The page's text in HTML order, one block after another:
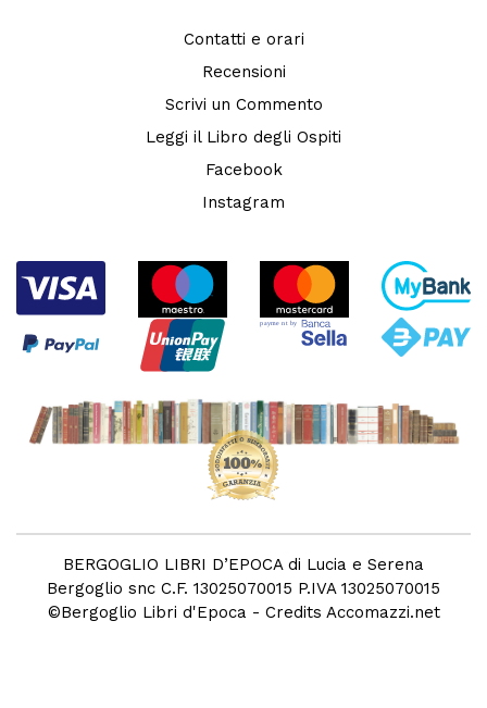
Contatti e orari
Recensioni
Scrivi un Commento
Leggi il Libro degli Ospiti
Facebook
Instagram
BERGOGLIO LIBRI D’EPOCA di Lucia e Serena
Bergoglio snc C.F. 13025070015 P.IVA 13025070015
©Bergoglio Libri d'Epoca - Credits Accomazzi.net